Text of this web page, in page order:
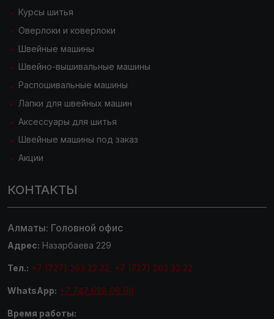
Курсы шитья
Оверлоки и коверлоки
Швейные машины
Швейно-вышивальные машины
Распошивальные машины
Лапки для швейных машин
Аксессуары для шитья
Швейные машины под заказ
Акции
КОНТАКТЫ
Алматы: Головной офис
Адрес: Назарбаева 229
Тел.: +7 (727) 263 22 22, +7 (727) 263 32 22
WhatsApp: +7 747 628 06 98
Время работы: